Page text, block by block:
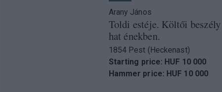
Arany János
Toldi estéje. Költői beszély
hat énekben.
1854 Pest (Heckenast)
Starting price: HUF 10 000
Hammer price: HUF 10 000